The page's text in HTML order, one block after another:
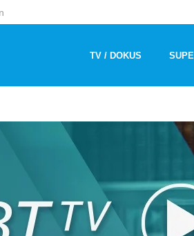
TV / DOKUS